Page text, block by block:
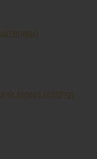
stress testing)